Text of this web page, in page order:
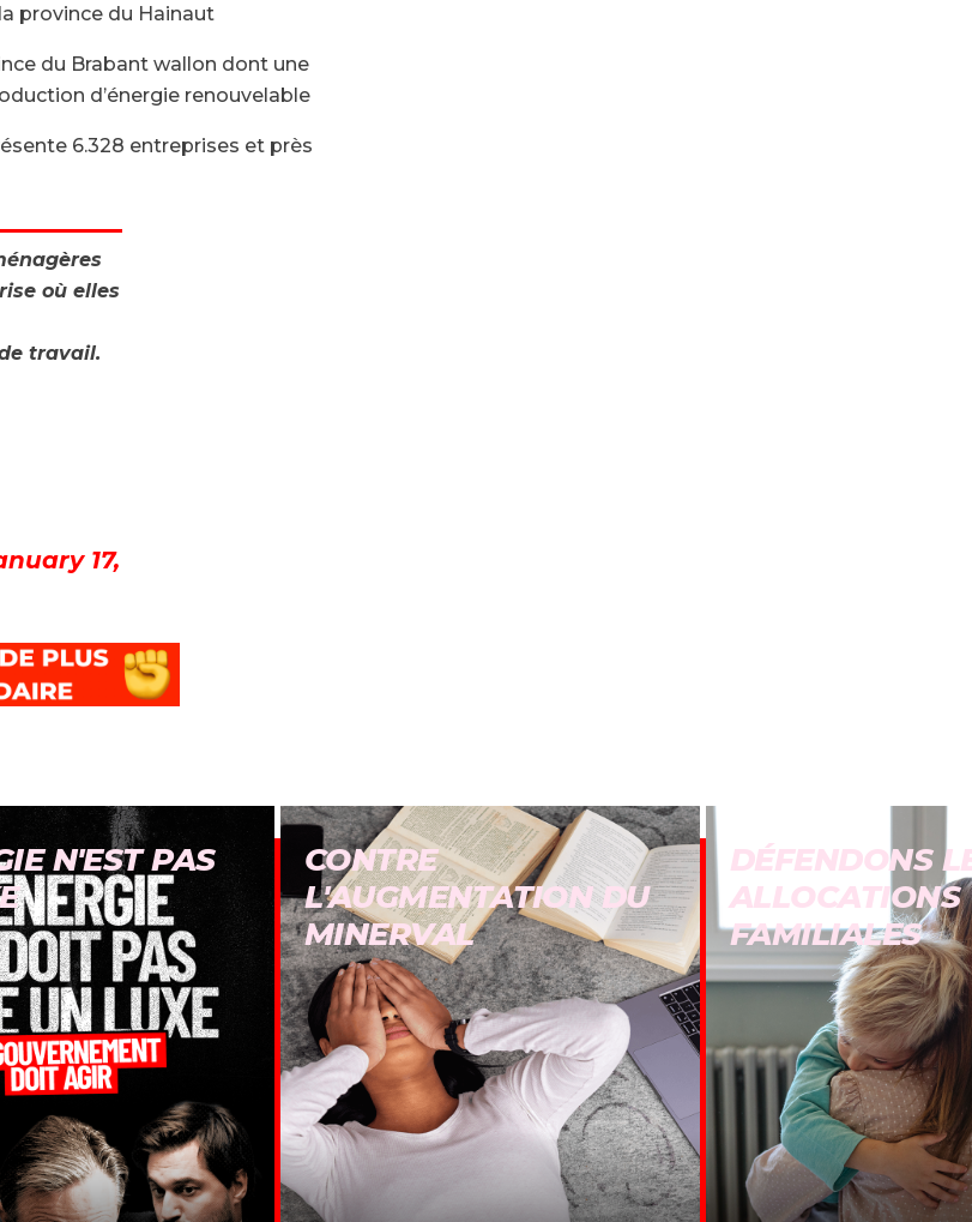
province du Hainaut
du Brabant wallon dont une
d’énergie renouvelable
6.328 entreprises et près
où elles
travail.
17,
N'EST PAS
CONTRE
L'AUGMENTATION DU
MINERVAL
DÉFENDONS
ALLOCATIONS
FAMILIALES